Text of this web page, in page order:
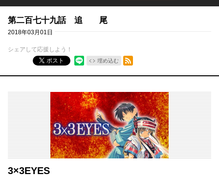
第二百七十九話 追 尾
2018年03月01日
シェアして応援しよう！
ポスト
埋め込む
RSSフィード
3×3EYES